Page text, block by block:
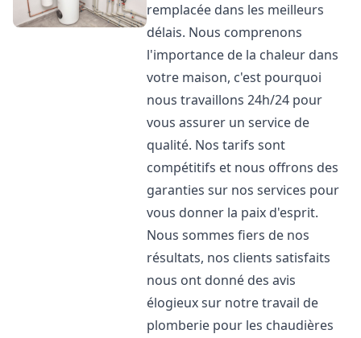
remplacée dans les meilleurs
délais. Nous comprenons
l'importance de la chaleur dans
votre maison, c'est pourquoi
nous travaillons 24h/24 pour
vous assurer un service de
qualité. Nos tarifs sont
compétitifs et nous offrons des
garanties sur nos services pour
vous donner la paix d'esprit.
Nous sommes fiers de nos
résultats, nos clients satisfaits
nous ont donné des avis
élogieux sur notre travail de
plomberie pour les chaudières